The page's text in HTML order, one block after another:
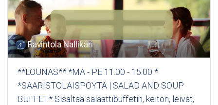
Ravintola Nallikari
**LOUNAS** *MA - PE 11.00 - 15.00 *
*SAARISTOLAISPÖYTÄ | SALAD AND SOUP
BUFFET* Sisältää salaattibuffetin, keiton, leivät,